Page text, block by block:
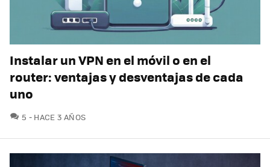
Instalar un VPN en el móvil o en el
router: ventajas y desventajas de cada
uno
5 COMENTARIOS
HACE 3 AÑOS